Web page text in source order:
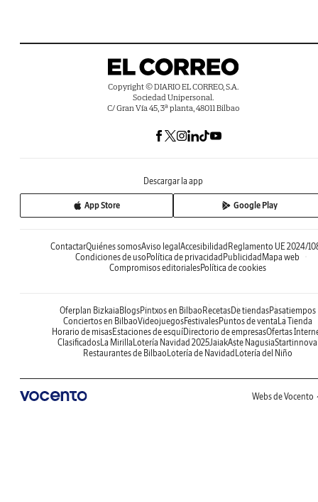
Copyright © DIARIO EL CORREO, S.A.
Sociedad Unipersonal.
C/ Gran Vía 45, 3ª planta, 48011 Bilbao
Descargar la app
App Store Google Play
ContactarQuiénes somosAviso legal Accesibilidad Reglamento UE 2024/
Condiciones de uso Política de privacidad Publicidad Mapa web
Compromisos editorialesPolítica de cookies
Oferplan Bizkaia BlogsPintxos en Bilbao RecetasDe tiendasPasatiempos
Conciertos en BilbaoVideojuegosFestivalesPuntos de venta La Tienda
Horario de misasEstaciones de esquíDirectorio de empresasOfertas
Clasificados La Mirilla Lotería Navidad 2025JaiakAste NagusiaStartinnova
Restaurantes de Bilbao Lotería de Navidad Lotería del Niño
Webs de Vocento